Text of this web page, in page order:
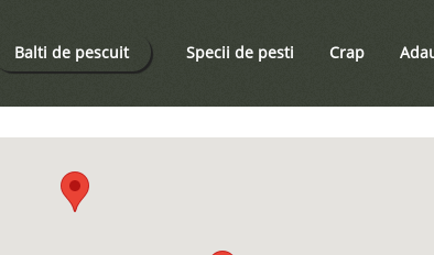
Balti de pescuit Specii de pesti Crap